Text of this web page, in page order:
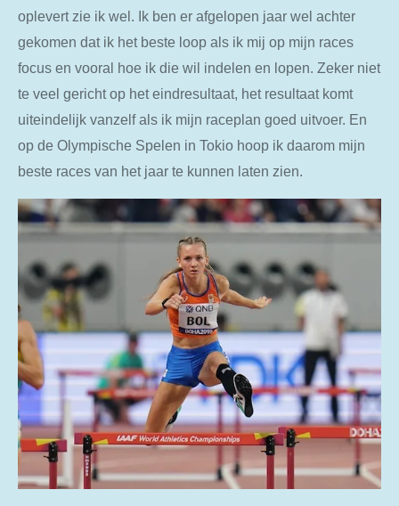
oplevert zie ik wel. Ik ben er afgelopen jaar wel achter
gekomen dat ik het beste loop als ik mij op mijn races
focus en vooral hoe ik die wil indelen en lopen. Zeker niet
te veel gericht op het eindresultaat, het resultaat komt
uiteindelijk vanzelf als ik mijn raceplan goed uitvoer. En
op de Olympische Spelen in Tokio hoop ik daarom mijn
beste races van het jaar te kunnen laten zien.